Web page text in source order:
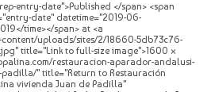
entry-date">Published </span> <span
date" datetime="2019-06-
time></span> at <a
uploads/sites/2/18660-5db73c76-
title="Link to full-size image">1600 ×
restauracion-aparador-andalusi-
" title="Return to Restauración
vivienda Juan de Padilla"